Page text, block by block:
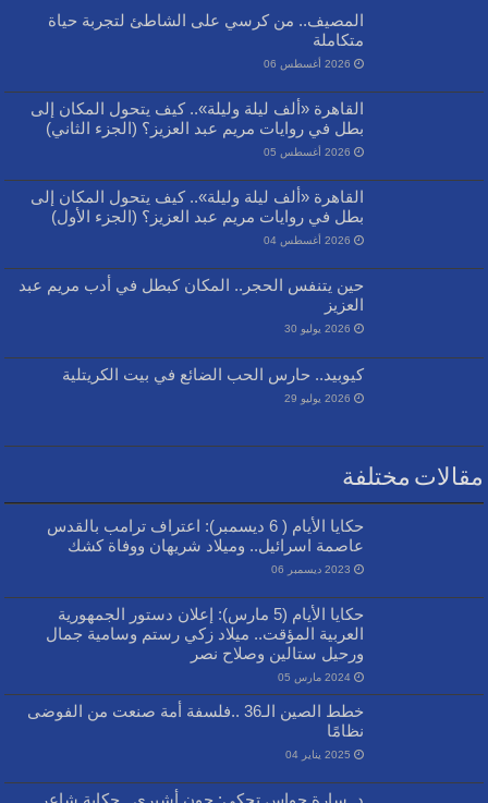
المصيف.. من كرسي على الشاطئ لتجربة حياة
متكاملة
2026 أغسطس 06
القاهرة «ألف ليلة وليلة».. كيف يتحول المكان إلى
بطل في روايات مريم عبد العزيز؟ (الجزء الثاني)
2026 أغسطس 05
القاهرة «ألف ليلة وليلة».. كيف يتحول المكان إلى
بطل في روايات مريم عبد العزيز؟ (الجزء الأول)
2026 أغسطس 04
حين يتنفس الحجر.. المكان كبطل في أدب مريم عبد
العزيز
2026 يوليو 30
كيوبيد.. حارس الحب الضائع في بيت الكريتلية
2026 يوليو 29
مقالات مختلفة
حكايا الأيام ( 6 ديسمبر): اعتراف ترامب بالقدس
عاصمة اسرائيل.. وميلاد شريهان ووفاة كشك
2023 ديسمبر 06
حكايا الأيام (5 مارس): إعلان دستور الجمهورية
العربية المؤقت.. ميلاد زكي رستم وسامية جمال
ورحيل ستالين وصلاح نصر
2024 مارس 05
خطط الصين الـ36 ..فلسفة أمة صنعت من الفوضى
نظامًا
2025 يناير 04
د. سارة حواس تحكي: چون أشبري.. حكاية شاعر